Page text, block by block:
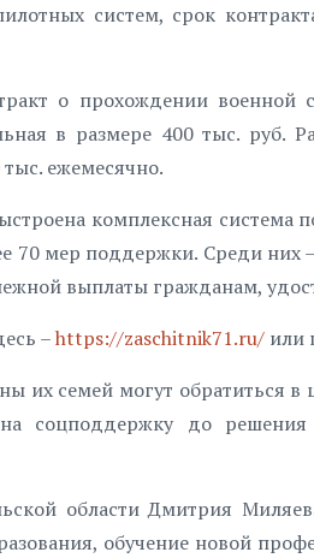
систем, срок
о прохождении военной
в размере 400 тыс. руб.
тыс. ежемесячно.
комплексная
70 мер поддержки. Среди них
выплаты гражданам,
–https://zaschitnik71.ru/ или
их семей могут обратиться
соцподдержку до
области Дмитрия
обучение новой